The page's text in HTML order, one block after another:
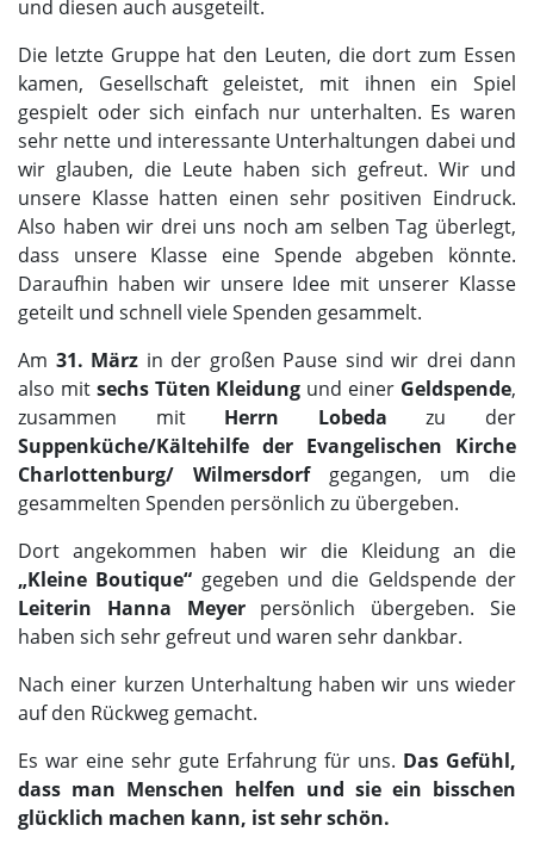
und diesen auch ausgeteilt.
Die letzte Gruppe hat den Leuten, die dort zum Essen
kamen, Gesellschaft geleistet, mit ihnen ein Spiel
gespielt oder sich einfach nur unterhalten. Es waren
sehr nette und interessante Unterhaltungen dabei und
wir glauben, die Leute haben sich gefreut. Wir und
unsere Klasse hatten einen sehr positiven Eindruck.
Also haben wir drei uns noch am selben Tag überlegt,
dass unsere Klasse eine Spende abgeben könnte.
Daraufhin haben wir unsere Idee mit unserer Klasse
geteilt und schnell viele Spenden gesammelt.
Am 31. März in der großen Pause sind wir drei dann
also mit sechs Tüten Kleidung und einer Geldspende,
zusammen mit Herrn Lobeda zu der
Suppenküche/Kältehilfe der Evangelischen Kirche
Charlottenburg/ Wilmersdorfgegangen, um die
gesammelten Spenden persönlich zu übergeben.
Dort angekommen haben wir die Kleidung an die
„Kleine Boutique“ gegeben und die Geldspende der
Leiterin Hanna Meyerpersönlich übergeben. Sie
haben sich sehr gefreut und waren sehr dankbar.
Nach einer kurzen Unterhaltung haben wir uns wieder
auf den Rückweg gemacht.
Es war eine sehr gute Erfahrung für uns. Das Gefühl,
dass man Menschen helfen und sie ein bisschen
glücklich machen kann, ist sehr schön.